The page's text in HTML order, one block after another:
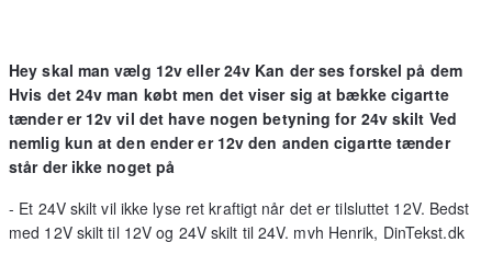
Hey skal man vælg 12v eller 24v Kan der ses forskel på dem
Hvis det 24v man købt men det viser sig at bække cigartte
tænder er 12v vil det have nogen betyning for 24v skilt Ved
nemlig kun at den ender er 12v den anden cigartte tænder
står der ikke noget på
- Et 24V skilt vil ikke lyse ret kraftigt når det er tilsluttet 12V. Bedst
med 12V skilt til 12V og 24V skilt til 24V. mvh Henrik, DinTekst.dk